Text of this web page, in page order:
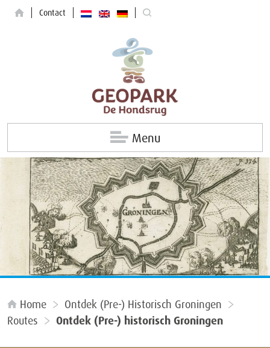
Contact
Menu
Home
Ontdek (Pre-) Historisch Groningen
Routes
Ontdek (Pre-) historisch Groningen